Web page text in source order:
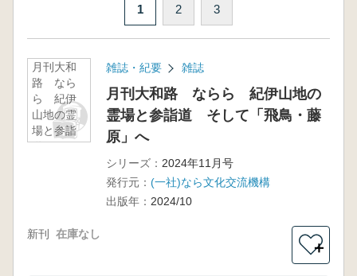
1 2 3
月刊大和
路 なら
ら 紀伊
山地の霊
場と参詣
道 そし
雑誌・紀要 雑誌
月刊大和路 ならら 紀伊山地の
霊場と参詣道 そして「飛鳥・藤
原」へ
シリーズ： 2024年11月号
発行元： (一社)なら文化交流機構
出版年： 2024/10
新刊 在庫なし
＋